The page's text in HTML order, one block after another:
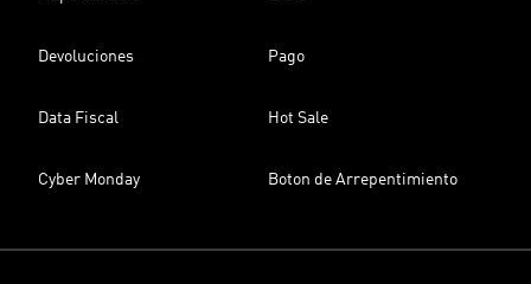
Devoluciones Pago
Data Fiscal Hot Sale
Cyber Monday Boton de Arrepentimiento